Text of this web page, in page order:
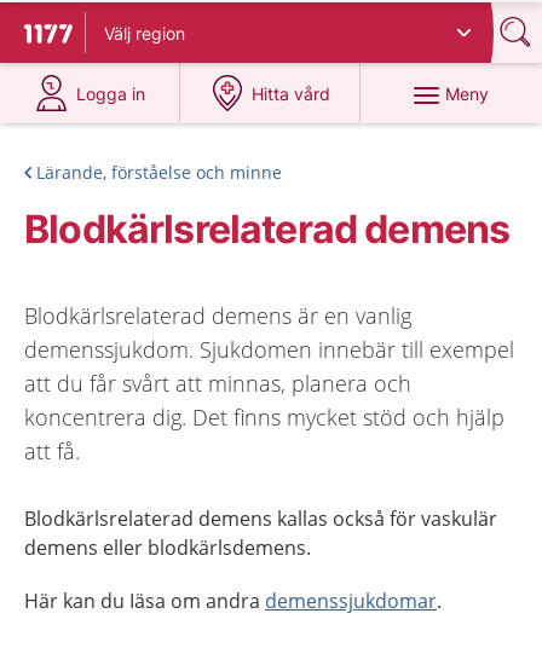
Till startsidan för 1177
Välj region
Logga in
på 1177.se
Hitta vård
på 1177.se
Meny
Lärande, förståelse och minne
Blodkärlsrelaterad demens
Blodkärlsrelaterad demens är en vanlig
demenssjukdom. Sjukdomen innebär till exempel
att du får svårt att minnas, planera och
koncentrera dig. Det finns mycket stöd och hjälp
att få.
Blodkärlsrelaterad demens kallas också för vaskulär
demens eller blodkärlsdemens.
Här kan du Iäsa om andra demenssjukdomar.